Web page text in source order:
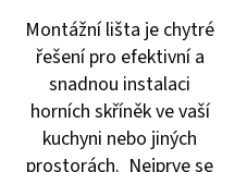
Montážní lišta je chytré
řešení pro efektivní a
snadnou instalaci
horních skříněk ve vaší
kuchyni nebo jiných
prostorách. Nejprve se